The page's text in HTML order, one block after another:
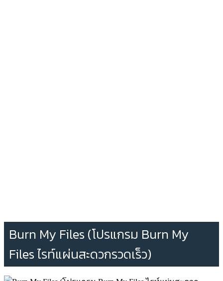
Burn My Files (โปรแกรม Burn My
Files ไรท์แผ่นสะดวกรวดเร็ว)